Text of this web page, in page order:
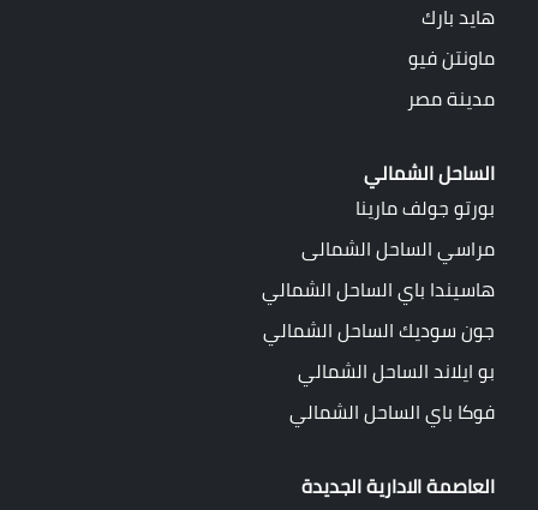
هايد بارك
ماونتن فيو
مدينة مصر
الساحل الشمالي
بورتو جولف مارينا
مراسي الساحل الشمالى
هاسيندا باي الساحل الشمالي
جون سوديك الساحل الشمالي
بو ايلاند الساحل الشمالي
فوكا باي الساحل الشمالي
العاصمة الادارية الجديدة